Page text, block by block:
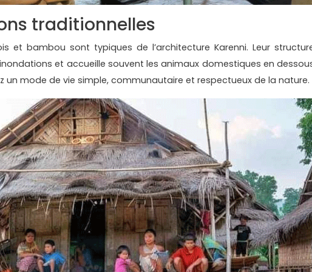
traditionnelles
et bambou sont typiques de l’architecture Karenni. Leur
et accueille souvent les animaux domestiques en
un mode de vie simple, communautaire et respectueux de la nature.